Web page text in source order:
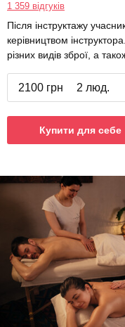
1 359 відгуків
Після інструктажу
керівництвом
різних видів зброї, а
2100 грн 2 люд.
Купити для себе